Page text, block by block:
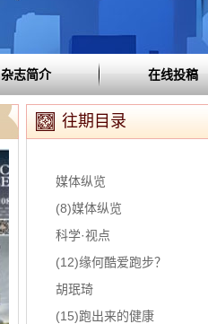
杂志简介 在线投稿
往期目录
媒体纵览
(8)媒体纵览
科学·视点
(12)缘何酷爱跑步？
胡珉琦
(15)跑出来的健康